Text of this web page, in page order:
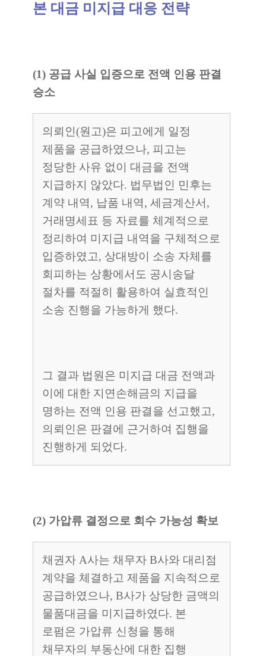
본 대금 미지급 대응 전략
(1) 공급 사실 입증으로 전액 인용 판결
승소
의뢰인(원고)은 피고에게 일정
제품을 공급하였으나, 피고는
정당한 사유 없이 대금을 전액
지급하지 않았다. 법무법인 민후는
계약 내역, 납품 내역, 세금계산서,
거래명세표 등 자료를 체계적으로
정리하여 미지급 내역을 구체적으로
입증하였고, 상대방이 소송 자체를
회피하는 상황에서도 공시송달
절차를 적절히 활용하여 실효적인
소송 진행을 가능하게 했다.
그 결과 법원은 미지급 대금 전액과
이에 대한 지연손해금의 지급을
명하는 전액 인용 판결을 선고했고,
의뢰인은 판결에 근거하여 집행을
진행하게 되었다.
(2) 가압류 결정으로 회수 가능성 확보
채권자 A사는 채무자 B사와 대리점
계약을 체결하고 제품을 지속적으로
공급하였으나, B사가 상당한 금액의
물품대금을 미지급하였다. 본
로펌은 가압류 신청을 통해
채무자의 부동산에 대한 집행